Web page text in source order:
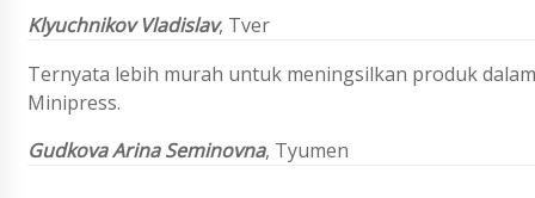
Klyuchnikov Vladislav, Tver
Ternyata lebih murah untuk meningsilkan produk
Minipress.
Gudkova Arina Seminovna, Tyumen